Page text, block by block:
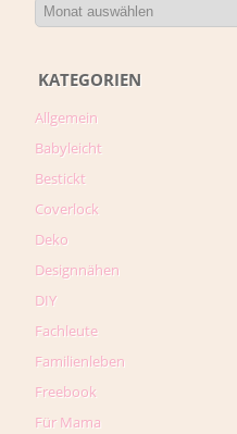
KATEGORIEN
Allgemein
Babyleicht
Bestickt
Coverlock
Deko
Designnähen
DIY
Fachleute
Familienleben
Freebook
Für Mama